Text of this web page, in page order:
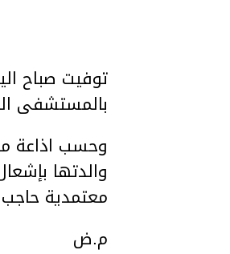
بالمستشفى
وحسب اذاعة
والدتها
معتمدية حاجب
م.ض